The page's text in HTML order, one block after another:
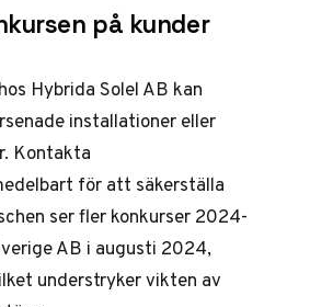
på kunder
Hybrida Solel AB kan
installationer eller
Kontakta
för att säkerställa
ser fler konkurser 2024-
AB i augusti 2024,
understryker vikten av